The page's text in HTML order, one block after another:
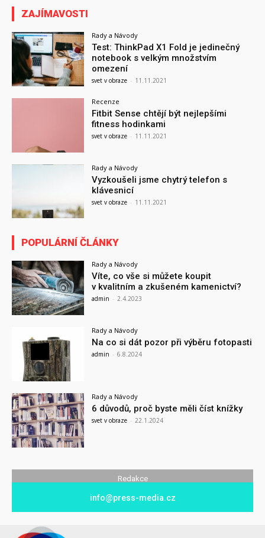
ZAJÍMAVOSTI
Rady a Návody
Test: ThinkPad X1 Fold je jedinečný
notebook s velkým množstvím
omezení
svet v obraze - 11.11.2021
Recenze
Fitbit Sense chtějí být nejlepšími
fitness hodinkami
svet v obraze - 11.11.2021
Rady a Návody
Vyzkoušeli jsme chytrý telefon s
klávesnicí
svet v obraze - 11.11.2021
POPULÁRNÍ ČLÁNKY
Rady a Návody
Víte, co vše si můžete koupit
v kvalitním a zkušeném kamenictví?
admin - 2.4.2023
Rady a Návody
Na co si dát pozor při výběru fotopasti
admin - 6.8.2024
Rady a Návody
6 důvodů, proč byste měli číst knížky
svet v obraze - 22.1.2024
Redakce
info@press-media.cz